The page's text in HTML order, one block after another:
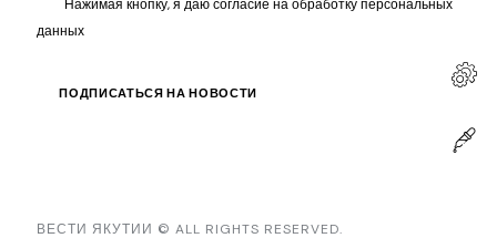
Нажимая кнопку, я даю согласие на обработку персональных
данных
ПОДПИСАТЬСЯ НА НОВОСТИ
ВЕСТИ ЯКУТИИ © ALL RIGHTS RESERVED.